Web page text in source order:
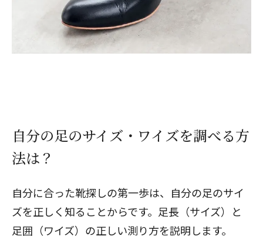
自分の足のサイズ・ワイズを調べる方
法は？
自分に合った靴探しの第一歩は、自分の足のサイ
ズを正しく知ることからです。足長（サイズ）と
足囲（ワイズ）の正しい測り方を説明します。